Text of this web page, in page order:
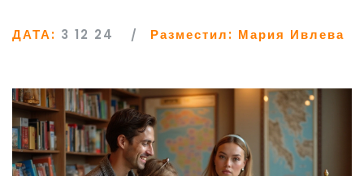
ДАТА: 3 12 24 Разместил: Мария Ивлева